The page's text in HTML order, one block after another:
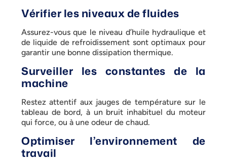
Vérifier les niveaux de fluides
Assurez-vous que le niveau d’huile hydraulique et
de liquide de refroidissement sont optimaux pour
garantir une bonne dissipation thermique.
Surveiller les constantes de la
machine
Restez attentif aux jauges de température sur le
tableau de bord, à un bruit inhabituel du moteur
qui force, ou à une odeur de chaud.
Optimiser l’environnement de
travail